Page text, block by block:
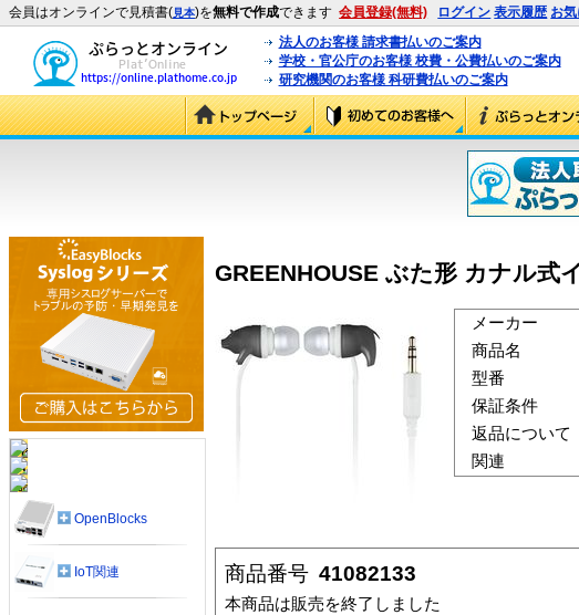
会員はオンラインで見積書(見本)を無料で作成できます 会員登録(無料) ログイン 表示履歴 お
法人のお客様 請求書払いのご案内
学校・官公庁のお客様 校費・公費払いのご案内
研究機関のお客様 科研費払いのご案内
GREENHOUSE ぶた形 カナル式
メーカー
商品名
型番
保証条件
返品について
関連
商品番号 41082133
本商品は販売を終了しました
OpenBlocks
IoT関連